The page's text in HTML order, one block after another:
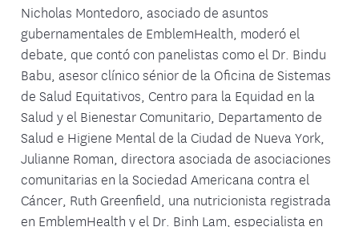
Nicholas Montedoro, asociado de asuntos
gubernamentales de EmblemHealth, moderó el
debate, que contó con panelistas como el Dr. Bindu
Babu, asesor clínico sénior de la Oficina de Sistemas
de Salud Equitativos, Centro para la Equidad en la
Salud y el Bienestar Comunitario, Departamento de
Salud e Higiene Mental de la Ciudad de Nueva York,
Julianne Roman, directora asociada de asociaciones
comunitarias en la Sociedad Americana contra el
Cáncer, Ruth Greenfield, una nutricionista registrada
en EmblemHealth y el Dr. Binh Lam, especialista en